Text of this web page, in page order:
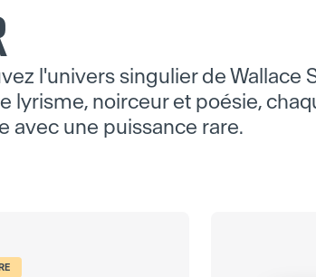
l'univers singulier de Wallace
lyrisme, noirceur et poésie,
avec une puissance rare.